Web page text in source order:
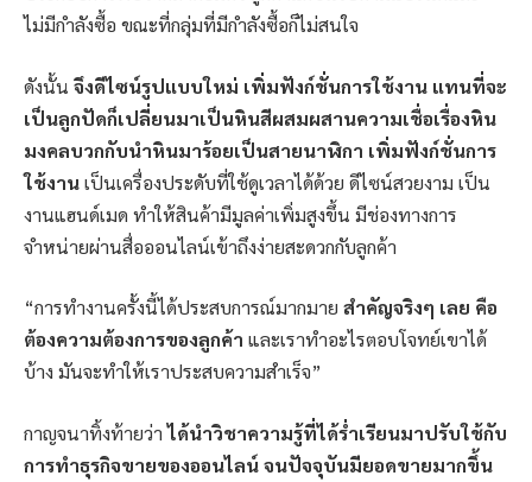
ไม่มีกำลังซื้อ ขณะที่กลุ่มที่มีกำลังซื้อก็ไม่สนใจ
ดังนั้น จึงดีไซน์รูปแบบใหม่ เพิ่มฟังก์ชั่นการใช้งาน แทนที่จะ
เป็นลูกปัดก็เปลี่ยนมาเป็นหินสีผสมผสานความเชื่อเรื่องหิน
มงคลบวกกับนำหินมาร้อยเป็นสายนาฬิกา เพิ่มฟังก์ชั่นการ
ใช้งานเป็นเครื่องประดับที่ใช้ดูเวลาได้ด้วย ดีไซน์สวยงาม เป็น
งานแฮนด์เมด ทำให้สินค้ามีมูลค่าเพิ่มสูงขึ้น มีช่องทางการ
จำหน่ายผ่านสื่อออนไลน์เข้าถึงง่ายสะดวกกับลูกค้า
“การทำงานครั้งนี้ได้ประสบการณ์มากมาย สำคัญจริงๆ เลย คือ
ต้องความต้องการของลูกค้า และเราทำอะไรตอบโจทย์เขาได้
บ้าง มันจะทำให้เราประสบความสำเร็จ”
กาญจนาทิ้งท้ายว่าได้นำวิชาความรู้ที่ได้ร่ำเรียนมาปรับใช้กับ
การทำธุรกิจขายของออนไลน์ จนปัจจุบันมียอดขายมากขึ้น